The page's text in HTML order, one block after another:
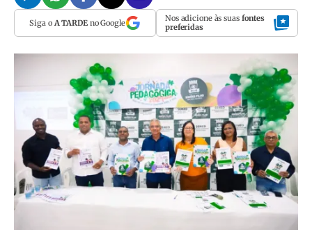
Siga o A TARDEno Google Nos adicione às suas fontes
preferidas